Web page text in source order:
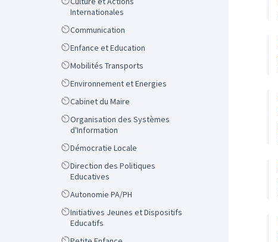
Internationales
ScopeCommunication
ScopeEnfance et Education
ScopeMobilités Transports
ScopeEnvironnement et Energies
ScopeCabinet du Maire
Scope
Organisation des Systèmes
d'Information
ScopeDémocratie Locale
Scope
Direction des Politiques
Educatives
ScopeAutonomie PA/PH
Scope
Initiatives Jeunes et Dispositifs
Educatifs